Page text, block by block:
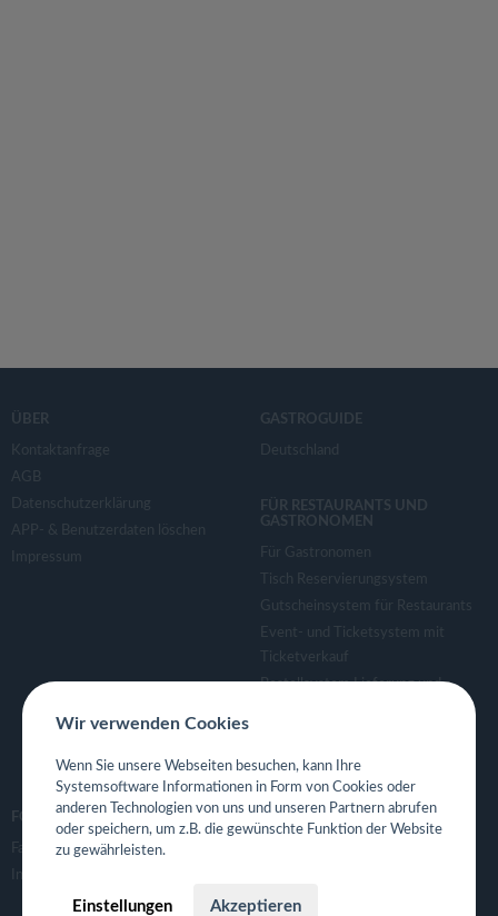
ÜBER
Kontaktanfrage
AGB
Datenschutzerklärung
APP- & Benutzerdaten löschen
Impressum
GASTROGUIDE
Deutschland
FÜR RESTAURANTS UND
GASTRONOMEN
Für Gastronomen
Tisch Reservierungsystem
Gutscheinsystem für Restaurants
Event- und Ticketsystem mit
Ticketverkauf
Bestellsystem Lieferung und
Eigene App für Restaurant
FOLGE UNS
Facebook
Instagram
Wir verwenden Cookies
Wenn Sie unsere Webseiten besuchen, kann Ihre
Systemsoftware Informationen in Form von Cookies oder
anderen Technologien von uns und unseren Partnern abrufen
oder speichern, um z.B. die gewünschte Funktion der Website
zu gewährleisten.
Einstellungen Akzeptieren